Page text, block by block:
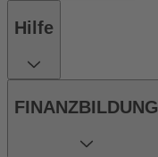
Hilfe
FINANZBILDUNG